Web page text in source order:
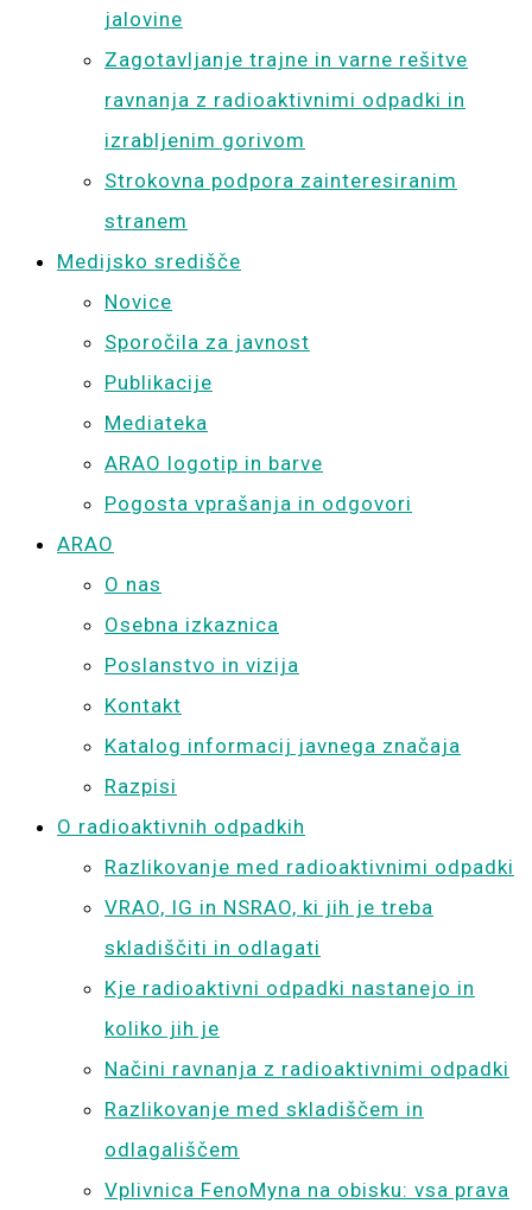
jalovine
Zagotavljanje trajne in varne rešitve
ravnanja z radioaktivnimi odpadki in
izrabljenim gorivom
Strokovna podpora zainteresiranim
stranem
Medijsko središče
Novice
Sporočila za javnost
Publikacije
Mediateka
ARAO logotip in barve
Pogosta vprašanja in odgovori
ARAO
O nas
Osebna izkaznica
Poslanstvo in vizija
Kontakt
Katalog informacij javnega značaja
Razpisi
O radioaktivnih odpadkih
Razlikovanje med radioaktivnimi odpadki
VRAO, IG in NSRAO, ki jih je treba
skladiščiti in odlagati
Kje radioaktivni odpadki nastanejo in
koliko jih je
Načini ravnanja z radioaktivnimi odpadki
Razlikovanje med skladiščem in
odlagališčem
Vplivnica FenoMyna na obisku: vsa prava